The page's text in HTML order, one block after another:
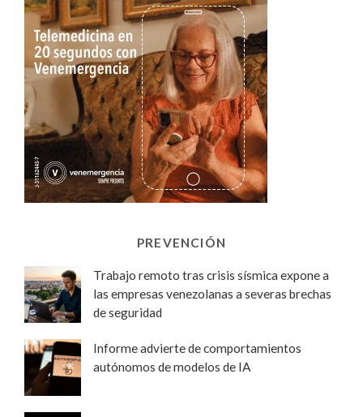
PREVENCIÓN
Trabajo remoto tras crisis sísmica expone a
las empresas venezolanas a severas brechas
de seguridad
Informe advierte de comportamientos
autónomos de modelos de IA